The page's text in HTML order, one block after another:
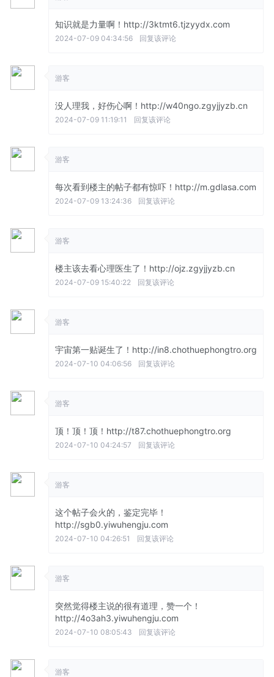
知识就是力量啊！http://3ktmt6.tjzyydx.com
2024-07-09 04:34:56 回复该评论
游客
没人理我，好伤心啊！http://w40ngo.zgyjjyzb.cn
2024-07-09 11:19:11 回复该评论
游客
每次看到楼主的帖子都有惊吓！http://m.gdlasa.com
2024-07-09 13:24:36 回复该评论
游客
楼主该去看心理医生了！http://ojz.zgyjjyzb.cn
2024-07-09 15:40:22 回复该评论
游客
宇宙第一贴诞生了！http://in8.chothuephongtro.org
2024-07-10 04:06:56 回复该评论
游客
顶！顶！顶！http://t87.chothuephongtro.org
2024-07-10 04:24:57 回复该评论
游客
这个帖子会火的，鉴定完毕！
http://sgb0.yiwuhengju.com
2024-07-10 04:26:51 回复该评论
游客
突然觉得楼主说的很有道理，赞一个！
http://4o3ah3.yiwuhengju.com
2024-07-10 08:05:43 回复该评论
游客